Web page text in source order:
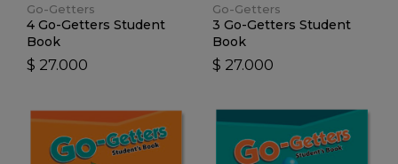
Go-Getters
4 Go-Getters Student
Book
$ 27.000
Go-Getters
3 Go-Getters Student
Book
$ 27.000